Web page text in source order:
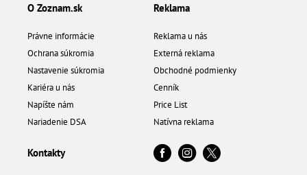
O Zoznam.sk
Právne informácie
Ochrana súkromia
Nastavenie súkromia
Kariéra u nás
Napíšte nám
Nariadenie DSA
Reklama
Reklama u nás
Externá reklama
Obchodné podmienky
Cenník
Price List
Natívna reklama
Kontakty